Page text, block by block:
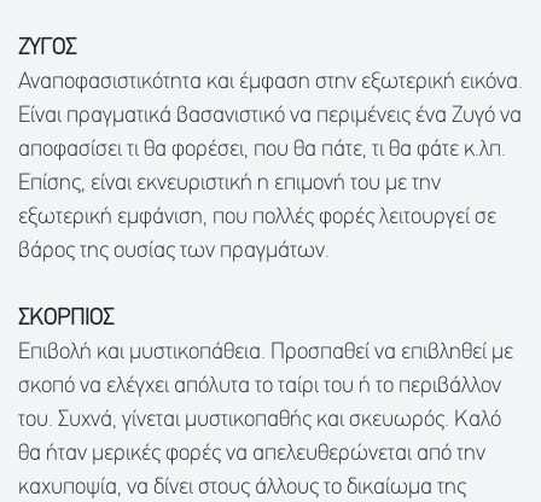
ΖΥΓΟΣ
Αναποφασιστικότητα και έμφαση στην εξωτερική εικόνα.
Είναι πραγματικά βασανιστικό να περιμένεις ένα Ζυγό να
αποφασίσει τι θα φορέσει, που θα πάτε, τι θα φάτε κ.λπ.
Επίσης, είναι εκνευριστική η επιμονή του με την
εξωτερική εμφάνιση, που πολλές φορές λειτουργεί σε
βάρος της ουσίας των πραγμάτων.
ΣΚΟΡΠΙΟΣ
Επιβολή και μυστικοπάθεια. Προσπαθεί να επιβληθεί με
σκοπό να ελέγχει απόλυτα το ταίρι του ή το περιβάλλον
του. Συχνά, γίνεται μυστικοπαθής και σκευωρός. Καλό
θα ήταν μερικές φορές να απελευθερώνεται από την
καχυποψία, να δίνει στους άλλους το δικαίωμα της